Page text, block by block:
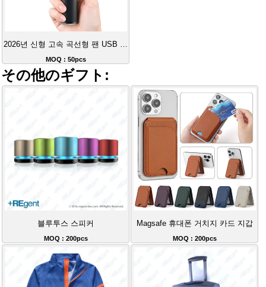
MOQ : 50pcs
その他のギフト:
블루투스 스피커
MOQ : 200pcs
Magsafe 휴대폰 거치지 카드 지갑
MOQ : 200pcs